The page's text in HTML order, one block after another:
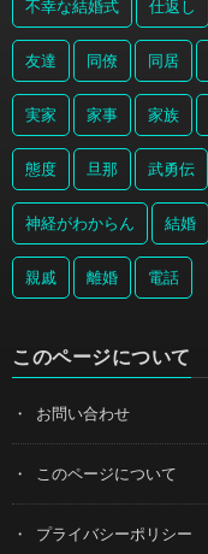
不幸な結婚式 仕返し
友達 同僚 同居
実家 家事 家族
態度 旦那 武勇伝
神経がわからん 結婚
親戚 離婚 電話
このページについて
お問い合わせ
このページについて
プライバシーポリシー